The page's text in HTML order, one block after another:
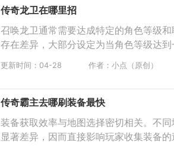
传奇龙卫在哪里招
召唤龙卫通常需要达成特定的角色等级
存在差异，大部分设定为当角色等级达
更新时间：04-28 作者：小点（原创）
传奇霸主去哪刷装备最快
装备获取效率与地图选择密切相关。不
显著差异，因而直接影响玩家收集装备